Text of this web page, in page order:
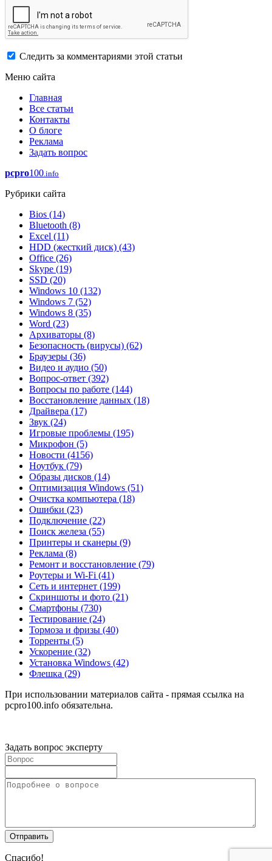
Следить за комментариями этой статьи
Меню сайта
Главная
Все статьи
Контакты
О блоге
Реклама
Задать вопрос
pcpro100.info
Рубрики сайта
Bios (14)
Bluetooth (8)
Excel (11)
HDD (жесткий диск) (43)
Office (26)
Skype (19)
SSD (20)
Windows 10 (132)
Windows 7 (52)
Windows 8 (35)
Word (23)
Архиваторы (8)
Безопасность (вирусы) (62)
Браузеры (36)
Видео и аудио (50)
Вопрос-ответ (392)
Вопросы по работе (144)
Восстановление данных (18)
Драйвера (17)
Звук (24)
Игровые проблемы (195)
Микрофон (5)
Новости (4156)
Ноутбук (79)
Образы дисков (14)
Оптимизация Windows (51)
Очистка компьютера (18)
Ошибки (23)
Подключение (22)
Поиск железа (55)
Принтеры и сканеры (9)
Реклама (8)
Ремонт и восстановление (79)
Роутеры и Wi-Fi (41)
Сеть и интернет (199)
Скриншоты и фото (21)
Смартфоны (730)
Тестирование (24)
Тормоза и фризы (40)
Торренты (5)
Ускорение (32)
Установка Windows (42)
Флешка (29)
При использовании материалов сайта - прямая ссылка на
pcpro100.info обязательна.
Задать вопрос эксперту
Спасибо!